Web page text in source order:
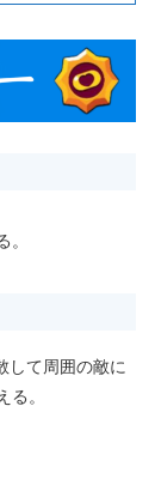
。
して周囲の敵に
る。